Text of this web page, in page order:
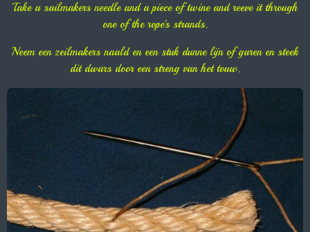
Take a sailmakers needle and a piece of twine and reeve it through
one of the rope's strands.
Neem een zeilmakers naald en een stuk dunne lijn of garen en steek
dit dwars door een streng van het touw.